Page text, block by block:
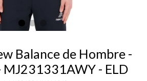
Balance de Hombre -
MJ231331AWY - ELD